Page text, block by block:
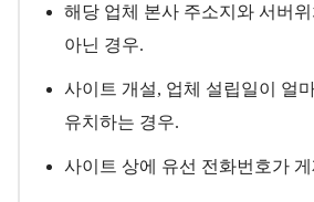
해당 업체 본사 주소지와 서버
아닌 경우.
사이트 개설, 업체 설립일이 얼
유치하는 경우.
사이트 상에 유선 전화번호가